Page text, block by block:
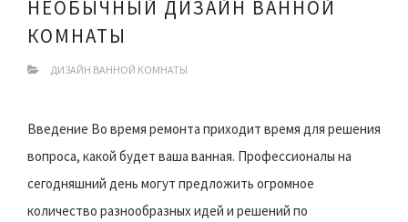
НЕОБЫЧНЫЙ ДИЗАЙН ВАННОЙ
КОМНАТЫ
ДИЗАЙН ВАННОЙ КОМНАТЫ
Введение Во время ремонта приходит время для решения
вопроса, какой будет ваша ванная. Профессионалы на
сегодняшний день могут предложить огромное
количество разнообразных идей и решений по